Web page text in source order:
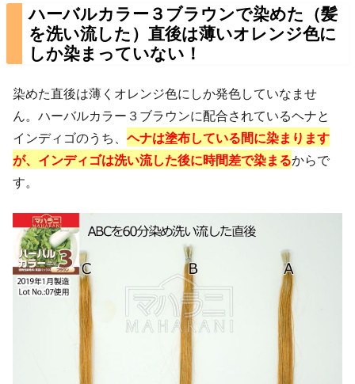
ハーバルカラー３ブラウンで染めた（髪
を洗い流した）直後は薄いオレンジ色に
しか染まっていない！
染めた直後は薄くオレンジ色にしか発色していなませ
ん。ハーバルカラー３ブラウンに配合されているヘナと
インディゴのうち、ヘナは塗布している間に染まります
が、インディゴは洗い流した後に時間差で染まるからで
す。